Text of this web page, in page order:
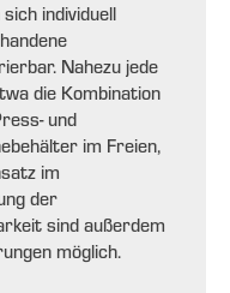
individuell
Nahezu jede
die Kombination
und
im Freien,
im
der
sind außerdem
möglich.